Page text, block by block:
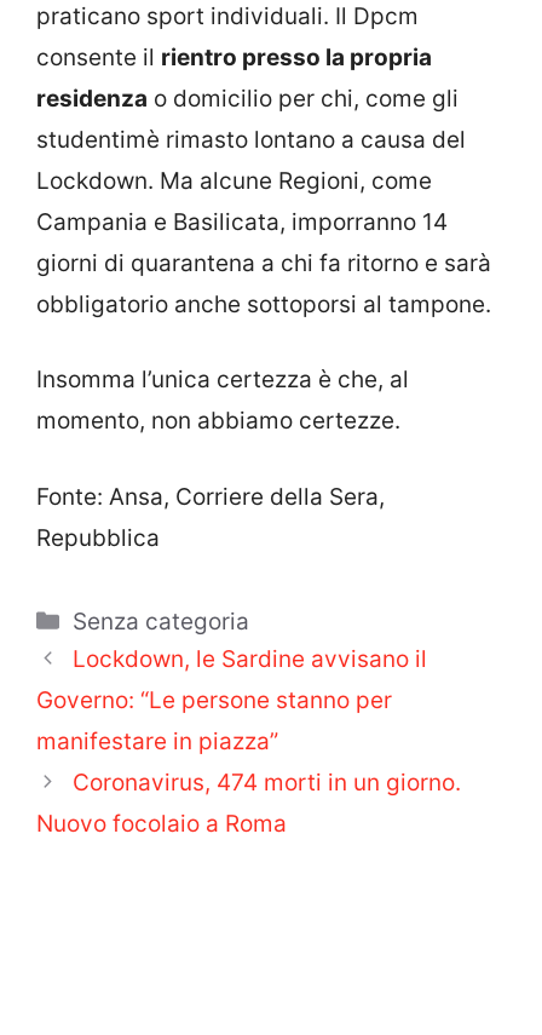
praticano sport individuali. Il Dpcm
consente il rientro presso la propria
residenza o domicilio per chi, come gli
studentimè rimasto lontano a causa del
Lockdown. Ma alcune Regioni, come
Campania e Basilicata, imporranno 14
giorni di quarantena a chi fa ritorno e sarà
obbligatorio anche sottoporsi al tampone.
Insomma l’unica certezza è che, al
momento, non abbiamo certezze.
Fonte: Ansa, Corriere della Sera,
Repubblica
Categorie
Senza categoria
Lockdown, le Sardine avvisano il
Governo: “Le persone stanno per
manifestare in piazza”
Coronavirus, 474 morti in un giorno.
Nuovo focolaio a Roma